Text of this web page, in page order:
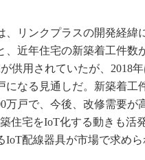
リンクプラスの開発経緯
近年住宅の新築着工件数
供用されていたが、2018
になる見通しだ。新築着工
万戸で、今後、改修需要が
住宅をIoT化する動きも活
配線器具が市場で求めら